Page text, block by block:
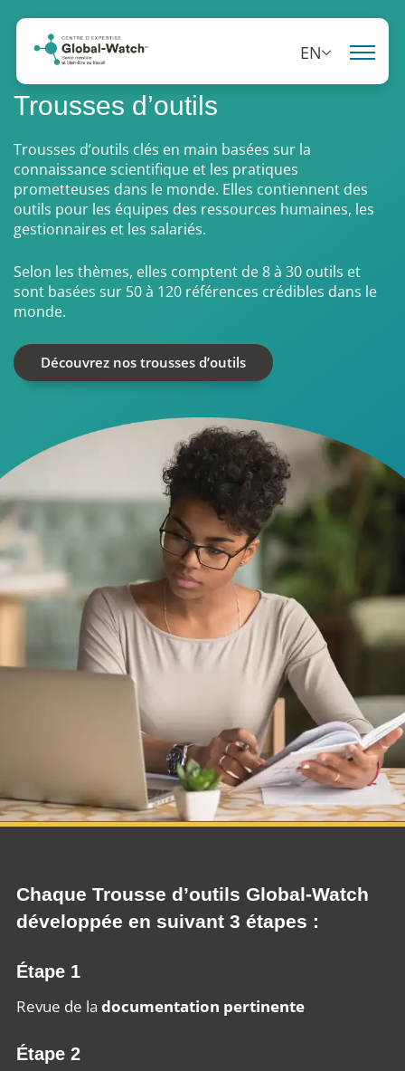
EN
Trousses d’outils
Trousses d’outils clés en main basées sur la
connaissance scientifique et les pratiques
prometteuses dans le monde. Elles contiennent des
outils pour les équipes des ressources humaines, les
gestionnaires et les salariés.
Selon les thèmes, elles comptent de 8 à 30 outils et
sont basées sur 50 à 120 références crédibles dans le
monde.
Découvrez nos trousses d’outils
Chaque Trousse d’outils Global-Watch
développée en suivant 3 étapes :
Étape 1
Revue de la documentation pertinente
Étape 2